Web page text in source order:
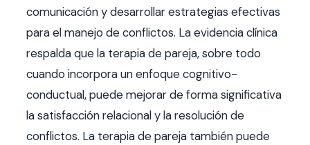
comunicación y desarrollar estrategias efectivas
para el manejo de conflictos. La evidencia clínica
respalda que la terapia de pareja, sobre todo
cuando incorpora un enfoque cognitivo-
conductual, puede mejorar de forma significativa
la satisfacción relacional y la resolución de
conflictos. La terapia de pareja también puede